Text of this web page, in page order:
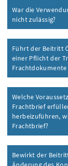
War die
nicht zulässig?
Führt der Beitritt
einer Pflicht der
Welche
Frachtbrief
herbeizuführen,
Frachtbrief?
Bewirkt der